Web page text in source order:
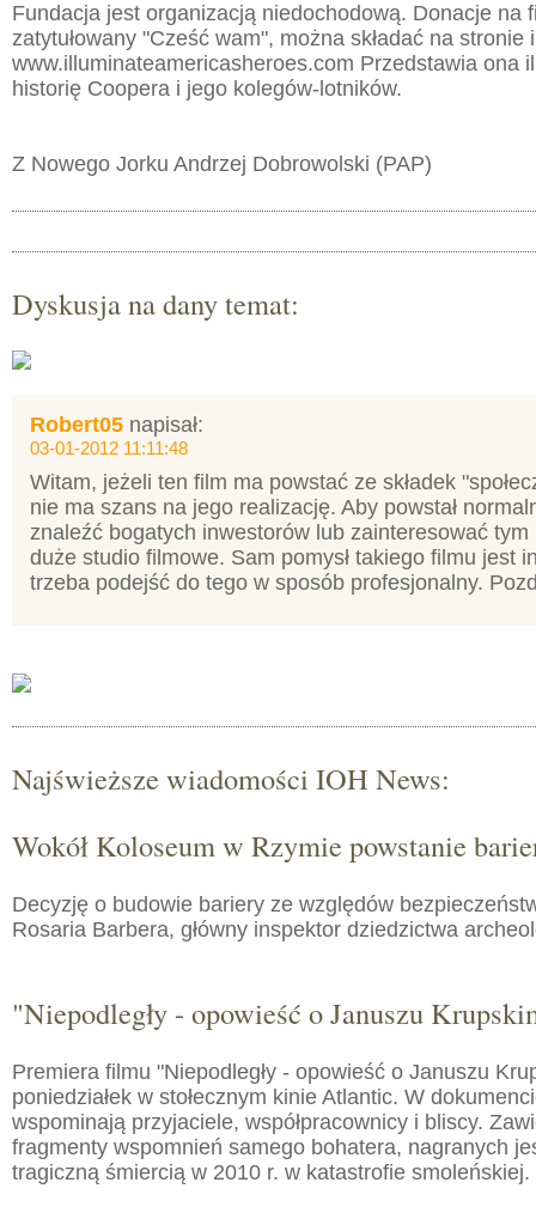
Fundacja jest organizacją niedochodową. Donacje na
zatytułowany "Cześć wam", można składać na stronie
www.illuminateamericasheroes.com Przedstawia ona
historię Coopera i jego kolegów-lotników.
Z Nowego Jorku Andrzej Dobrowolski (PAP)
Dyskusja na dany temat:
Robert05 napisał:
03-01-2012 11:11:48
Witam, jeżeli ten film ma powstać ze składek
nie ma szans na jego realizację. Aby powstał
znaleźć bogatych inwestorów lub zainteresować
duże studio filmowe. Sam pomysł takiego filmu jest
trzeba podejść do tego w sposób profesjonalny.
Najświeższe wiadomości IOH News:
Wokół Koloseum w Rzymie powstanie
Decyzję o budowie bariery ze względów
Rosaria Barbera, główny inspektor dziedzictwa
"Niepodległy - opowieść o Januszu
Premiera filmu "Niepodległy - opowieść o Januszu
poniedziałek w stołecznym kinie Atlantic. W
wspominają przyjaciele, współpracownicy i bliscy.
fragmenty wspomnień samego bohatera, nagranych
tragiczną śmiercią w 2010 r. w katastrofie smoleńskiej.